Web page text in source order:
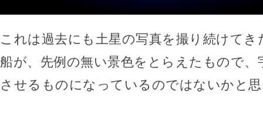
これは過去にも土星の写真を撮り続けてき
船が、先例の無い景色をとらえたもので、
させるものになっているのではないかと